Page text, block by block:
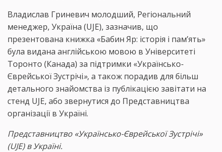
Владислав Гриневич молодший, Регіональний
менеджер, Україна (UJE), зазначив, що
презентована книжка «Бабин Яр: історія і пам’ять»
була видана англійською мовою в Університеті
Торонто (Канада) за підтримки «Українсько-
Єврейської Зустрічі», а також порадив для більш
детального знайомства із публікацією завітати на
стенд UJE, або звернутися до Представництва
організації в Україні.
Представництво «Українсько-Єврейської Зустрічі»
(UJE) в Україні.